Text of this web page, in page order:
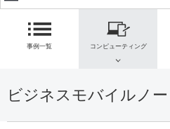
事例一覧 コンピューティング
ビジネスモバイルノ